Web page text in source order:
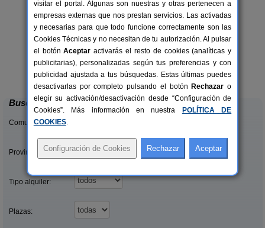
6 pers.
desde23 €
El Descanso de Sanabria
Trefacio (Zamora)
Buscar
Comunidades:
Provincias/Islas:
Tipo alquiler:
Plazas:
visitar el portal. Algunas son nuestras y otras pertenecen a
empresas externas que nos prestan servicios. Las activadas
y necesarias para que todo funcione correctamente son las
Cookies Técnicas y no necesitan de tu autorización. Al pulsar
el botónAceptar activarás el resto de cookies (analíticas y
publicitarias), personalizadas según tus preferencias y con
publicidad ajustada a tus búsquedas. Estas últimas puedes
desactivarlas por completo pulsando el botón Rechazar o
elegir su activación/desactivación desde “Configuración de
Cookies”. Más información en nuestra
POLÍTICA DE
COOKIES.